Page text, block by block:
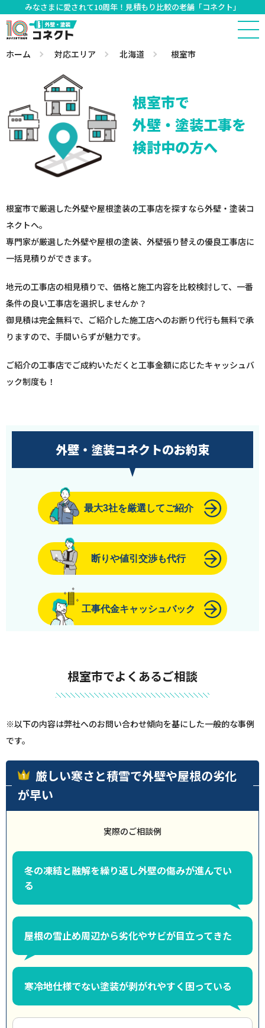
みなさまに愛されて10周年！見積もり比較の老舗「コネクト」
ホーム 対応エリア 北海道 根室市
根室市で
外壁・塗装工事を
検討中の方へ
根室市で厳選した外壁や屋根塗装の工事店を探すなら外壁・塗装コ
ネクトへ。
専門家が厳選した外壁や屋根の塗装、外壁張り替えの優良工事店に
一括見積りができます。
地元の工事店の相見積りで、価格と施工内容を比較検討して、一番
条件の良い工事店を選択しませんか？
御見積は完全無料で、ご紹介した施工店へのお断り代行も無料で承
りますので、手間いらずが魅力です。
ご紹介の工事店でご成約いただくと工事金額に応じたキャッシュバ
ック制度も！
外壁・塗装コネクトのお約束
最大3社を厳選してご紹介
断りや値引交渉も代行
工事代金キャッシュバック
根室市でよくあるご相談
※以下の内容は弊社へのお問い合わせ傾向を基にした一般的な事例
です。
厳しい寒さと積雪で外壁や屋根の劣化
が早い
実際のご相談例
冬の凍結と融解を繰り返し外壁の傷みが進んでい
る
屋根の雪止め周辺から劣化やサビが目立ってきた
寒冷地仕様でない塗装が剥がれやすく困っている